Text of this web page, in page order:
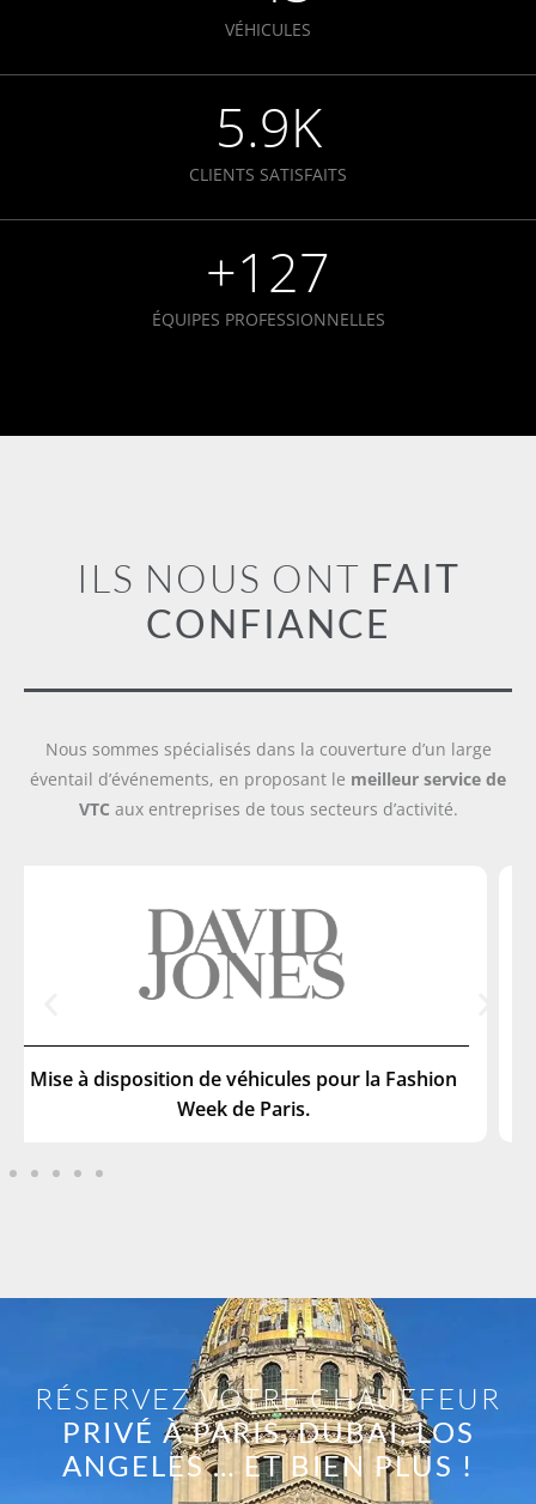
VÉHICULES
CLIENTS SATISFAITS
5.9K
ÉQUIPES PROFESSIONNELLES
+127
ILS NOUS ONT FAIT
CONFIANCE
Nous sommes spécialisés dans la couverture d’un large
éventail d’événements, en proposant le meilleur service de
VTC aux entreprises de tous secteurs d’activité.
Transport et mise à disposition du personnel et
des managers lors du Salon du Bourget à Paris.
RÉSERVEZ VOTRE CHAUFFEUR
PRIVÉ À PARIS, DUBAI, LOS
ANGELES … ET BIEN PLUS !